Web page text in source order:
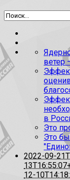
ветер
в
Это
Это
2022-09-
12-